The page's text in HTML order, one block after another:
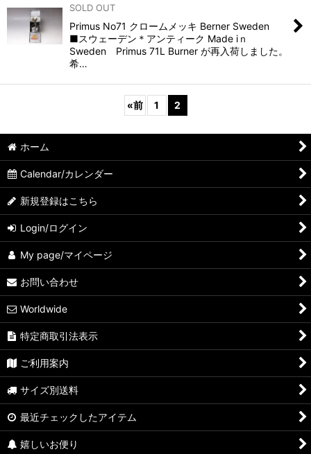
SOLD OUT
Primus No71 クロームメッキ Berner Sweden
■スウェーデン＊アンティーク Made iｎ
Sweden Primus 71L Burner が再入荷しました。
希…
«前 1 2
ホーム
Calendar/カレンダー
新規登録はこちら
Login/ログイン
My page/マイページ
お問い合わせ
Worldwide
特定商取引法表示
ご利用案内
サイズ別送料
最近チェックしたアイテム
嬉しいお便り